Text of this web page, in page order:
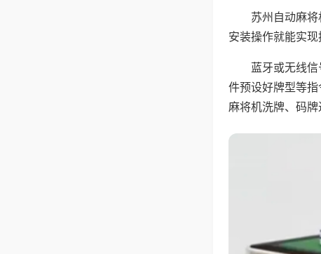
苏州自动麻
安装操作就能实现
蓝牙或无线
件预设好牌型等
麻将机洗牌、码牌